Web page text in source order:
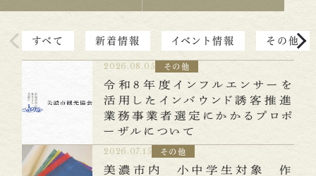
買う 泊まる
イベント/お祭り
アクセス 美濃和紙あかりアート展
観光関連事業者・メディアの皆さまへ
会員一覧・入会のご案内 観光パンフレット
観光写真ダウンロード お問い合わせ
すべて 新着情報 イベント情報 その他
2026.08.05 その他
令和８年度インフルエンサーを
活用したインバウンド誘客推進
業務事業者選定にかかるプロポ
ーザルについて
2026.07.15 その他
美濃市内 小中学生対象 作